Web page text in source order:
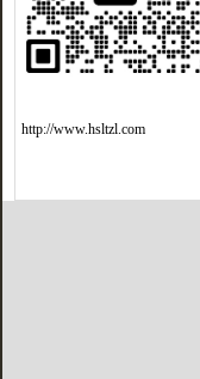
http://www.hsltzl.com